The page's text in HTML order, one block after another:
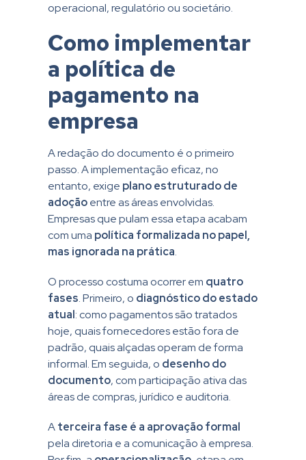
operacional, regulatório ou societário.
Como implementar
a política de
pagamento na
empresa
A redação do documento é o primeiro
passo. A implementação eficaz, no
entanto, exige plano estruturado de
adoçãoentre as áreas envolvidas.
Empresas que pulam essa etapa acabam
com uma política formalizada no papel,
mas ignorada na prática.
O processo costuma ocorrer em quatro
fases. Primeiro, o diagnóstico do estado
atual: como pagamentos são tratados
hoje, quais fornecedores estão fora de
padrão, quais alçadas operam de forma
informal. Em seguida, o desenho do
documento, com participação ativa das
áreas de compras, jurídico e auditoria.
Aterceira fase é a aprovação formal
pela diretoria e a comunicação à empresa.